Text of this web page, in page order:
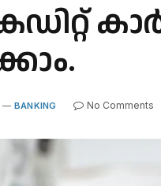
BANKING No Comments